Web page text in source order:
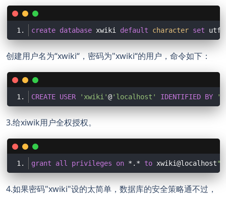
create database xwiki default character set
创建用户名为“xwiki“，密码为"xwiki“的用户，命令如下：
CREATE USER 'xwiki'@'localhost' IDENTIFIED BY
3.给xiwik用户全权授权。
grant all privileges on *.* to xwiki@localhost";
4.如果密码"xwiki"设的太简单，数据库的安全策略通不过，